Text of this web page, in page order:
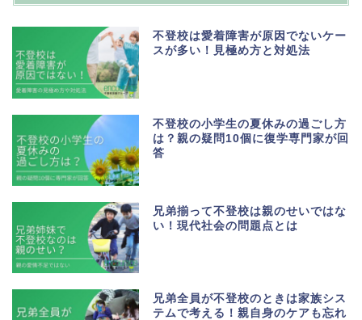
不登校は愛着障害が原因でないケー
スが多い！見極め方と対処法
不登校の小学生の夏休みの過ごし方
は？親の疑問10個に復学専門家が回
答
兄弟揃って不登校は親のせいではな
い！現代社会の問題点とは
兄弟全員が不登校のときは家族シス
テムで考える！親自身のケアも忘れ